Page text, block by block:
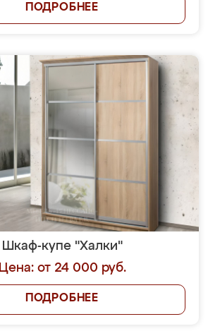
ПОДРОБНЕЕ
Шкаф-купе "Халки"
Цена: от 24 000 руб.
ПОДРОБНЕЕ